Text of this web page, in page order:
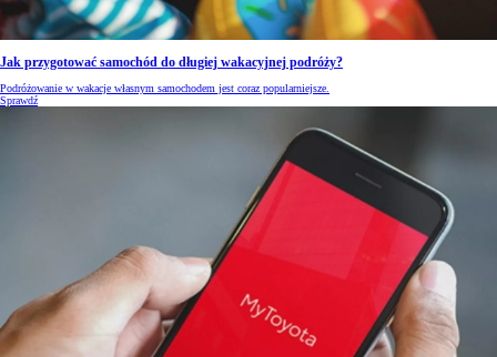
Jak przygotować samochód do długiej wakacyjnej podróży?
Podróżowanie w wakacje własnym samochodem jest coraz popularniejsze.
Sprawdź